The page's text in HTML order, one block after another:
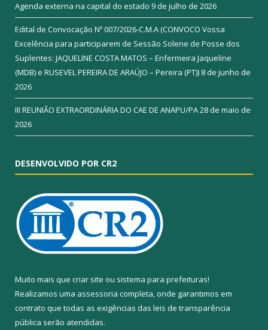
Agenda externa na capital do estado 9 de julho de 2026
Edital de Convocação Nº 007/2026-C.M.A (CONVOCO Vossa
Excelência para participarem de Sessão Solene de Posse dos
Suplentes: JAQUELINE COSTA MATOS – Enfermeira Jaqueline
(MDB) e RUSEVEL PEREIRA DE ARAÚJO – Pereira (PT)) 8 de junho de
2026
III REUNIÃO EXTRAORDINÁRIA DO CAE DE ANAPU/PA28 de maio de
2026
DESENVOLVIDO POR CR2
Muito mais que criar site ou sistema para prefeituras!
Realizamos uma assessoria completa, onde garantimos em
contrato que todas as exigências das leis de transparência
pública serão atendidas.